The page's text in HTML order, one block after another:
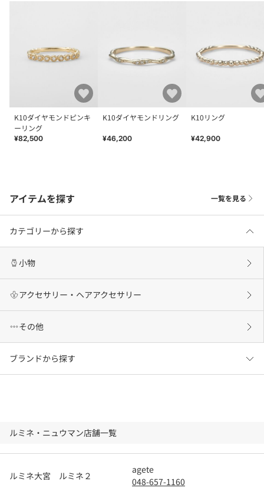
K10ダイヤモンドピンキ
ーリング
¥82,500
K10ダイヤモンドリング
¥46,200
K10リング
¥42,900
アイテムを探す 一覧を見る
カテゴリーから探す
小物
アクセサリー・ヘアアクセサリー
その他
ブランドから探す
ルミネ・ニュウマン店舗一覧
ルミネ大宮 ルミネ２
agete
048-657-1160